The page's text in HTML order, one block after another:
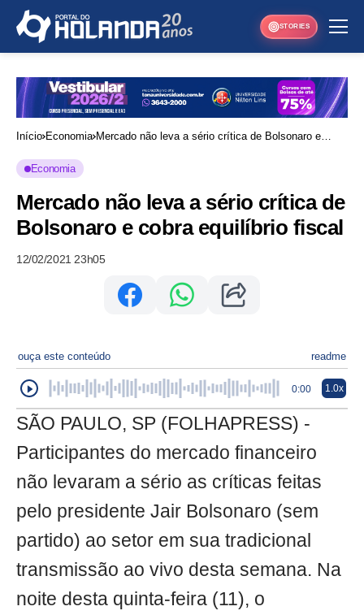
STORIES
Início Economia Mercado não leva a sério crítica de Bolsonaro e
Economia
Mercado não leva a sério crítica de
Bolsonaro e cobra equilíbrio fiscal
12/02/2021 23h05
ouça este conteúdo readme
0:00 1.0x
SÃO PAULO, SP (FOLHAPRESS) -
Participantes do mercado financeiro
não levaram a sério as críticas feitas
pelo presidente Jair Bolsonaro (sem
partido) ao setor em sua tradicional
transmissão ao vivo desta semana. Na
noite desta quinta-feira (11), o